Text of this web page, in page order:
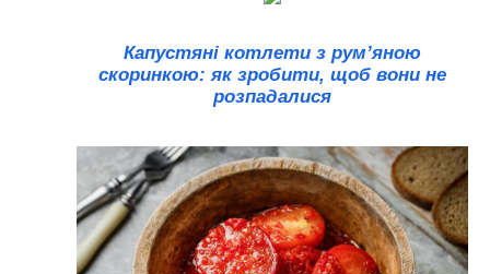
Капустяні котлети з рум’яною
скоринкою: як зробити, щоб вони не
розпадалися